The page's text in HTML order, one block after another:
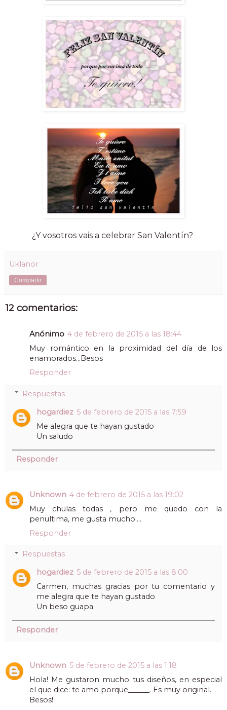
¿Y vosotros vais a celebrar San Valentín?
Uklanor
Compartir
12 comentarios:
Anónimo 4 de febrero de 2015 a las 18:44
Muy romántico en la proximidad del día de los
enamorados...Besos
Responder
Respuestas
hogardiez 5 de febrero de 2015 a las 7:59
Me alegra que te hayan gustado
Un saludo
Responder
Unknown 4 de febrero de 2015 a las 19:02
Muy chulas todas , pero me quedo con la
penultima, me gusta mucho....
Responder
Respuestas
hogardiez 5 de febrero de 2015 a las 8:00
Carmen, muchas gracias por tu comentario y
me alegra que te hayan gustado
Un beso guapa
Responder
Unknown 5 de febrero de 2015 a las 1:18
Hola! Me gustaron mucho tus diseños, en especial
el que dice: te amo porque______. Es muy original.
Besos!